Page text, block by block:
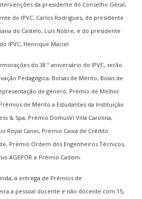
da presidente do Conselho Geral,
do IPVC, Carlos Rodrigues, do presidente
do Castelo, Luís Nobre, e do presidente
IPVC, Henrique Maciel.
do 38.º aniversário do IPVC, serão
Pedagógica, Bolsas de Mérito, Bolas de
de género, Prémio de Melhor
de Mérito a Estudantes da Instituição
& Spa, Prémio DomusVi Villa Carolina,
Royal Canin, Prémio Caixa de Crédito
Prémio Ordem dos Engenheiros Técnicos,
AGEPOR e Prémio Cadem.
a entrega de Prémios de
a pessoal docente e não docente com 15,